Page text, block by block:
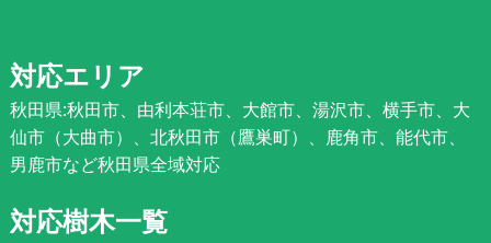
対応エリア
秋田県:秋田市、由利本荘市、大館市、湯沢市、横手市、大
仙市（大曲市）、北秋田市（鷹巣町）、鹿角市、能代市、
男鹿市など秋田県全域対応
対応樹木一覧